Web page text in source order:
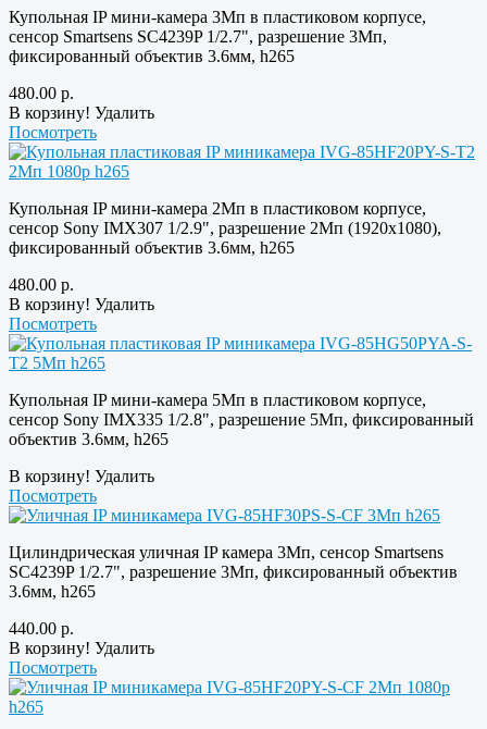
Купольная IP мини-камера 3Мп в пластиковом корпусе,
сенсор Smartsens SC4239P 1/2.7", разрешение 3Мп,
фиксированный объектив 3.6мм, h265
480.00 р.
В корзину! Удалить
Посмотреть
Купольная IP мини-камера 2Мп в пластиковом корпусе,
сенсор Sony IMX307 1/2.9", разрешение 2Мп (1920х1080),
фиксированный объектив 3.6мм, h265
480.00 р.
В корзину! Удалить
Посмотреть
Купольная IP мини-камера 5Мп в пластиковом корпусе,
сенсор Sony IMX335 1/2.8", разрешение 5Мп, фиксированный
объектив 3.6мм, h265
В корзину! Удалить
Посмотреть
Цилиндрическая уличная IP камера 3Мп, сенсор Smartsens
SC4239P 1/2.7", разрешение 3Мп, фиксированный объектив
3.6мм, h265
440.00 р.
В корзину! Удалить
Посмотреть